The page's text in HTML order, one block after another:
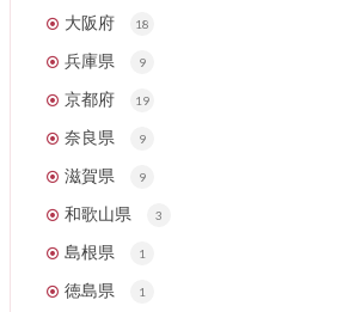
大阪府 18
兵庫県 9
京都府 19
奈良県 9
滋賀県 9
和歌山県 3
島根県 1
徳島県 1